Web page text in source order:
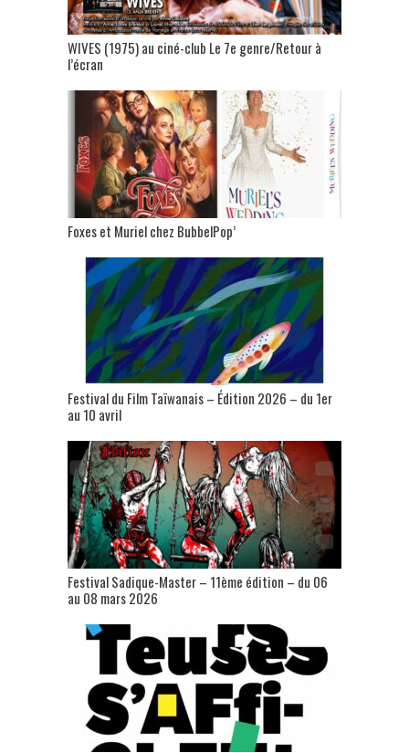
WIVES (1975) au ciné-club Le 7e genre/Retour à
l’écran
Foxes et Muriel chez BubbelPop’
Festival du Film Taïwanais – Édition 2026 – du 1er
au 10 avril
Festival Sadique-Master – 11ème édition – du 06
au 08 mars 2026